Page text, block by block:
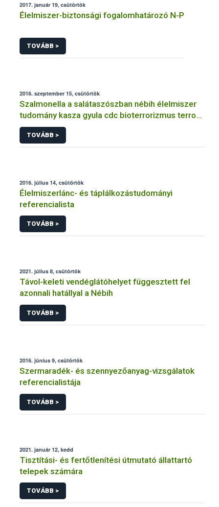
2017. január 19, csütörtök
Élelmiszer-biztonsági fogalomhatározó N-P
TOVÁBB >
2016. szeptember 15, csütörtök
Szalmonella a salátaszószban nébih élelmiszer
tudomány kasza gyula cdc bioterrorizmus terror
lépfene
TOVÁBB >
2016. július 14, csütörtök
Élelmiszerlánc- és táplálkozástudományi
referencialista
TOVÁBB >
2021. július 8, csütörtök
Távol-keleti vendéglátóhelyet függesztett fel
azonnali hatállyal a Nébih
TOVÁBB >
2016. június 9, csütörtök
Szermaradék- és szennyezőanyag-vizsgálatok
referencialistája
TOVÁBB >
2021. január 12, kedd
Tisztítási- és fertőtlenítési útmutató állattartó
telepek számára
TOVÁBB >